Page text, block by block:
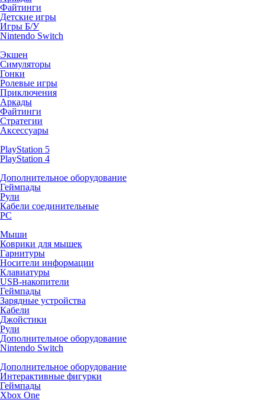
Файтинги
Детские игры
Игры Б/У
Nintendo Switch
Экшен
Симуляторы
Гонки
Ролевые игры
Приключения
Аркады
Файтинги
Стратегии
Аксессуары
PlayStation 5
PlayStation 4
Дополнительное оборудование
Геймпады
Рули
Кабели соединительные
PC
Мыши
Коврики для мышек
Гарнитуры
Носители информации
Клавиатуры
USB-накопители
Геймпады
Зарядные устройства
Кабели
Джойстики
Рули
Дополнительное оборудование
Nintendo Switch
Дополнительное оборудование
Интерактивные фигурки
Геймпады
Xbox One